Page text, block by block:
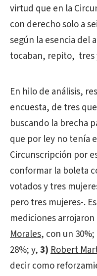
virtud que en la
con derecho solo a
según la esencia del
tocaban, repito, tres
En hilo de análisis,
encuesta, de tres
buscando la brecha
que por ley no tenía
Circunscripción por
conformar la boleta
votados y tres
pero tres mujeres-.
mediciones
Morales, con un 30%;
28%; y,3)Robert
decir como